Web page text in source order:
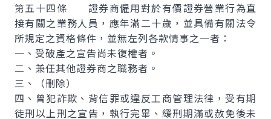
第五十四條 證券商僱用對於有價證券營業行為直
接有關之業務人員，應年滿二十歲，並具備有關法令
所規定之資格條件，並無左列各款情事之一者：
一、受破產之宣告尚未復權者。
二、兼任其他證券商之職務者。
三、（刪除）
四、曾犯詐欺、背信罪或違反工商管理法律，受有期
徒刑以上刑之宣告，執行完畢、緩刑期滿或赦免後未